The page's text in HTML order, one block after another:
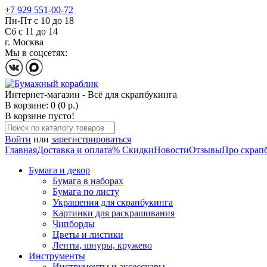
+7 929 551-00-72
Пн-Пт с 10 до 18
Сб с 11 до 14
г. Москва
Мы в соцсетях:
Интернет-магазин - Всё для скрапбукинга
В корзине: 0 (0 р.)
В корзине пусто!
Войти или зарегистрироваться
ГлавнаяДоставка и оплата% СкидкиНовостиОтзывыПро
Бумага и декор
Бумага в наборах
Бумага по листу
Украшения для скрапбукинга
Картинки для раскрашивания
Чипборды
Цветы и листики
Ленты, шнуры, кружево
Инструменты